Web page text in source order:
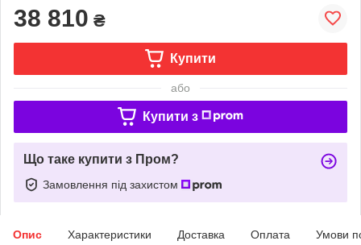
38 810 ₴
Купити
або
Купити з
Що таке купити з Пром?
Замовлення під захистом
Опис Характеристики Доставка Оплата Умови